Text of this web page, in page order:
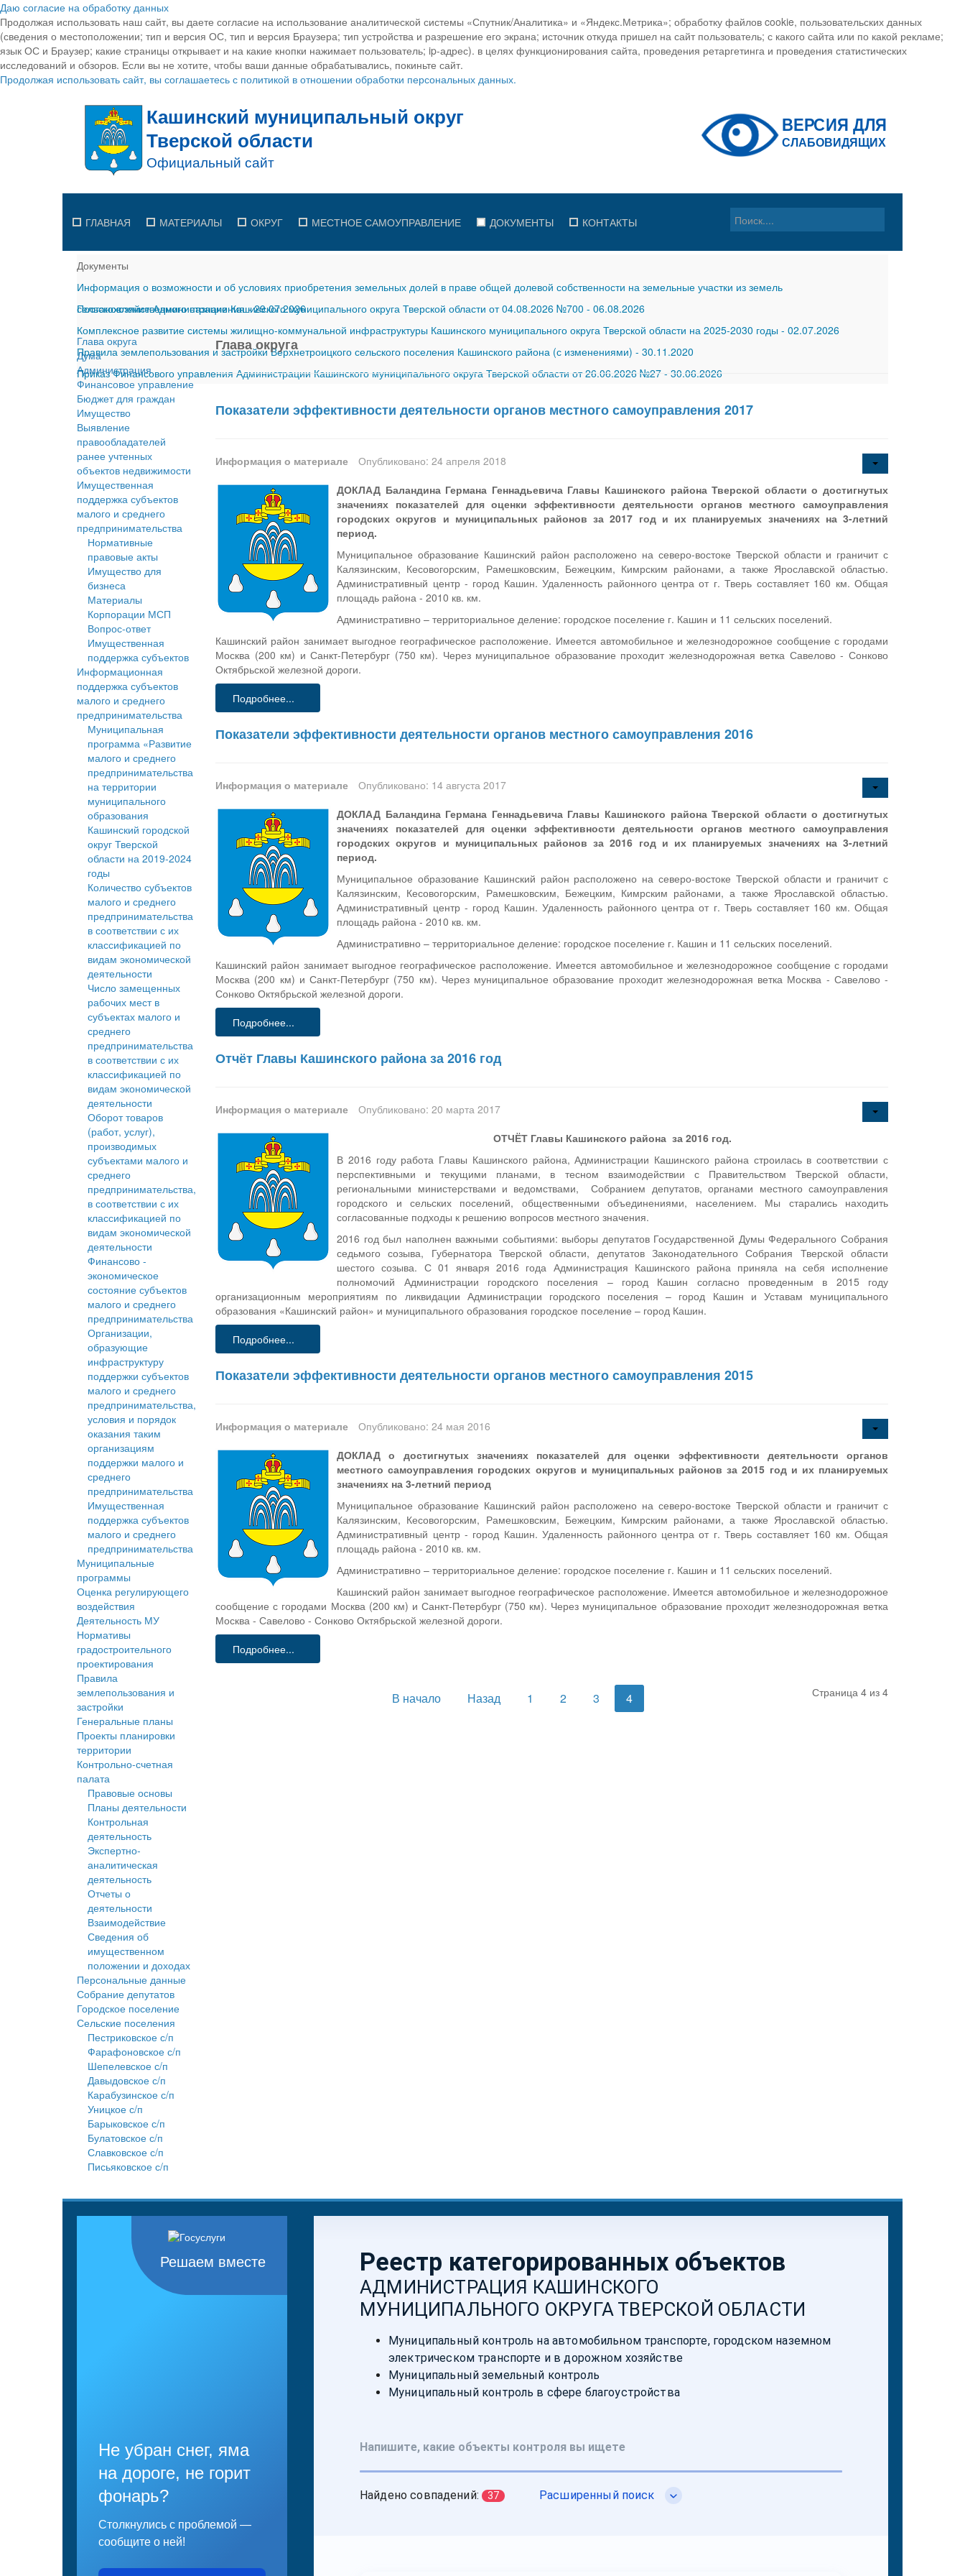
Даю согласие на обработку данных
Продолжая использовать наш сайт, вы даете согласие на использование аналитической системы «Спутник/Аналитика» и «Яндекс.Метрика»; обработку файлов cookie, пользовательских данных
(сведения о местоположении; тип и версия ОС, тип и версия Браузера; тип устройства и разрешение его экрана; источник откуда пришел на сайт пользователь; с какого сайта или по какой рекламе;
язык ОС и Браузер; какие страницы открывает и на какие кнопки нажимает пользователь; ip-адрес). в целях функционирования сайта, проведения ретаргетинга и проведения статистических
исследований и обзоров. Если вы не хотите, чтобы ваши данные обрабатывались, покиньте сайт.
Продолжая использовать сайт, вы соглашаетесь с политикой в отношении обработки персональных данных.
ГЛАВНАЯ МАТЕРИАЛЫ ОКРУГ МЕСТНОЕ САМОУПРАВЛЕНИЕ ДОКУМЕНТЫ КОНТАКТЫ
Документы
Информация о возможности и об условиях приобретения земельных долей в праве общей долевой собственности на земельные участки из земель
сельскохозяйственного назначения-29.07.2026
Постановление Администрации Кашинского муниципального округа Тверской области от 04.08.2026 №700 - 06.08.2026
Комплексное развитие системы жилищно-коммунальной инфраструктуры Кашинского муниципального округа Тверской области на 2025-2030 годы - 02.07.2026
Правила землепользования и застройки Верхнетроицкого сельского поселения Кашинского района (с изменениями) - 30.11.2020
Приказ Финансового управления Администрации Кашинского муниципального округа Тверской области от 26.06.2026 №27 - 30.06.2026
Глава округа
Дума
Администрация
Финансовое управление
Бюджет для граждан
Имущество
Выявление
правообладателей
ранее учтенных
объектов недвижимости
Имущественная
поддержка субъектов
малого и среднего
предпринимательства
Нормативные
правовые акты
Имущество для
бизнеса
Материалы
Корпорации МСП
Вопрос-ответ
Имущественная
поддержка субъектов
Информационная
поддержка субъектов
малого и среднего
предпринимательства
Муниципальная
программа «Развитие
малого и среднего
предпринимательства
на территории
муниципального
образования
Кашинский городской
округ Тверской
области на 2019-2024
годы
Количество субъектов
малого и среднего
предпринимательства
в соответствии с их
классификацией по
видам экономической
деятельности
Число замещенных
рабочих мест в
субъектах малого и
среднего
предпринимательства
в соответствии с их
классификацией по
видам экономической
деятельности
Оборот товаров
(работ, услуг),
производимых
субъектами малого и
среднего
предпринимательства,
в соответствии с их
классификацией по
видам экономической
деятельности
Финансово -
экономическое
состояние субъектов
малого и среднего
предпринимательства
Организации,
образующие
инфраструктуру
поддержки субъектов
малого и среднего
предпринимательства,
условия и порядок
оказания таким
организациям
поддержки малого и
среднего
предпринимательства
Имущественная
поддержка субъектов
малого и среднего
предпринимательства
Муниципальные
программы
Оценка регулирующего
воздействия
Деятельность МУ
Нормативы
градостроительного
проектирования
Правила
землепользования и
застройки
Генеральные планы
Проекты планировки
территории
Контрольно-счетная
палата
Правовые основы
Планы деятельности
Контрольная
деятельность
Экспертно-
аналитическая
деятельность
Отчеты о
деятельности
Взаимодействие
Сведения об
имущественном
положении и доходах
Персональные данные
Собрание депутатов
Городское поселение
Сельские поселения
Пестриковское с/п
Фарафоновское с/п
Шепелевское с/п
Давыдовское с/п
Карабузинское с/п
Уницкое с/п
Барыковское с/п
Булатовское с/п
Славковское с/п
Письяковское с/п
Глава округа
Показатели эффективности деятельности органов местного самоуправления 2017
Информация о материале
Опубликовано: 24 апреля 2018
ДОКЛАД Баландина Германа Геннадьевича Главы Кашинского района Тверской области о достигнутых
значениях показателей для оценки эффективности деятельности органов местного самоуправления
городских округов и муниципальных районов за 2017 год и их планируемых значениях на 3-летний
период.
Муниципальное образование Кашинский район расположено на северо-востоке Тверской области и граничит с
Калязинским, Кесовогорским, Рамешковским, Бежецким, Кимрским районами, а также Ярославской областью.
Административный центр - город Кашин. Удаленность районного центра от г. Тверь составляет 160 км. Общая
площадь района - 2010 кв. км.
Административно – территориальное деление: городское поселение г. Кашин и 11 сельских поселений.
Кашинский район занимает выгодное географическое расположение. Имеется автомобильное и железнодорожное сообщение с городами
Москва (200 км) и Санкт-Петербург (750 км). Через муниципальное образование проходит железнодорожная ветка Савелово - Сонково
Октябрьской железной дороги.
Подробнее...
Показатели эффективности деятельности органов местного самоуправления 2016
Информация о материале
Опубликовано: 14 августа 2017
ДОКЛАД Баландина Германа Геннадьевича Главы Кашинского района Тверской области о достигнутых
значениях показателей для оценки эффективности деятельности органов местного самоуправления
городских округов и муниципальных районов за 2016 год и их планируемых значениях на 3-летний
период.
Муниципальное образование Кашинский район расположено на северо-востоке Тверской области и граничит с
Калязинским, Кесовогорским, Рамешковским, Бежецким, Кимрским районами, а также Ярославской областью.
Административный центр - город Кашин. Удаленность районного центра от г. Тверь составляет 160 км. Общая
площадь района - 2010 кв. км.
Административно – территориальное деление: городское поселение г. Кашин и 11 сельских поселений.
Кашинский район занимает выгодное географическое расположение. Имеется автомобильное и железнодорожное сообщение с городами
Москва (200 км) и Санкт-Петербург (750 км). Через муниципальное образование проходит железнодорожная ветка Москва - Савелово -
Сонково Октябрьской железной дороги.
Подробнее...
Отчёт Главы Кашинского района за 2016 год
Информация о материале
Опубликовано: 20 марта 2017
ОТЧЁТ Главы Кашинского района за 2016 год.
В 2016 году работа Главы Кашинского района, Администрации Кашинского района строилась в соответствии с
перспективными и текущими планами, в тесном взаимодействии с Правительством Тверской области,
региональными министерствами и ведомствами, Собранием депутатов, органами местного самоуправления
городского и сельских поселений, общественными объединениями, населением. Мы старались находить
согласованные подходы к решению вопросов местного значения.
2016 год был наполнен важными событиями: выборы депутатов Государственной Думы Федерального Собрания
седьмого созыва, Губернатора Тверской области, депутатов Законодательного Собрания Тверской области
шестого созыва. С 01 января 2016 года Администрация Кашинского района приняла на себя исполнение
полномочий Администрации городского поселения – город Кашин согласно проведенным в 2015 году
организационным мероприятиям по ликвидации Администрации городского поселения – город Кашин и Уставам муниципального
образования «Кашинский район» и муниципального образования городское поселение – город Кашин.
Подробнее...
Показатели эффективности деятельности органов местного самоуправления 2015
Информация о материале
Опубликовано: 24 мая 2016
ДОКЛАД о достигнутых значениях показателей для оценки эффективности деятельности органов
местного самоуправления городских округов и муниципальных районов за 2015 год и их планируемых
значениях на 3-летний период
Муниципальное образование Кашинский район расположено на северо-востоке Тверской области и граничит с
Калязинским, Кесовогорским, Рамешковским, Бежецким, Кимрским районами, а также Ярославской областью.
Административный центр - город Кашин. Удаленность районного центра от г. Тверь составляет 160 км. Общая
площадь района - 2010 кв. км.
Административно – территориальное деление: городское поселение г. Кашин и 11 сельских поселений.
Кашинский район занимает выгодное географическое расположение. Имеется автомобильное и железнодорожное
сообщение с городами Москва (200 км) и Санкт-Петербург (750 км). Через муниципальное образование проходит железнодорожная ветка
Москва - Савелово - Сонково Октябрьской железной дороги.
Подробнее...
Страница 4 из 4
В начало Назад 1 2 3 4
Решаем вместе
Не убран снег, яма
на дороге, не горит
фонарь?
Столкнулись с проблемой —
сообщите о ней!